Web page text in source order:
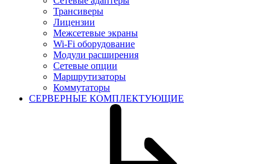
Трансиверы
Лицензии
Межсетевые экраны
Wi-Fi оборудование
Модули расширения
Сетевые опции
Маршрутизаторы
Коммутаторы
СЕРВЕРНЫЕ КОМПЛЕКТУЮЩИЕ